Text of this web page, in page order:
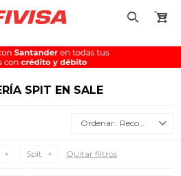
SPIT EN SALE
Recomendados
Spit Quitar filtros